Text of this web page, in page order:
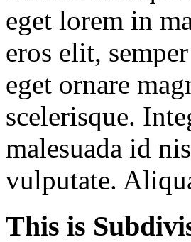
eget lorem in
eros elit,
eget ornare
scelerisque.
malesuada id
vulputate.
This is